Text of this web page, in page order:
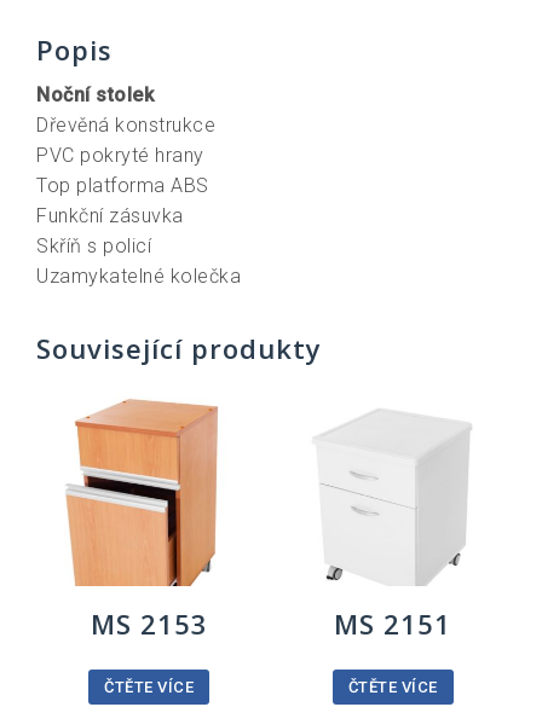
Popis
Noční stolek
Dřevěná konstrukce
PVC pokryté hrany
Top platforma ABS
Funkční zásuvka
Skříň s policí
Uzamykatelné kolečka
Související produkty
MS 2153
ČTĚTE VÍCE
MS 2151
ČTĚTE VÍCE